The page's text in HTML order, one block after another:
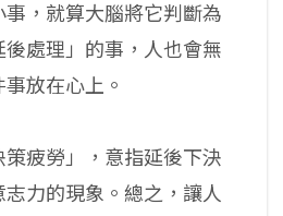
，就算大腦將它判斷為
後處理」的事，人也會無
放在心上。
疲勞」，意指延後下決
力的現象。總之，讓人